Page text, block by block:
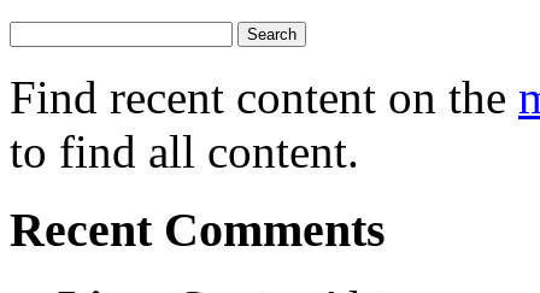
Find recent content on the
to find all content.
Recent Comments